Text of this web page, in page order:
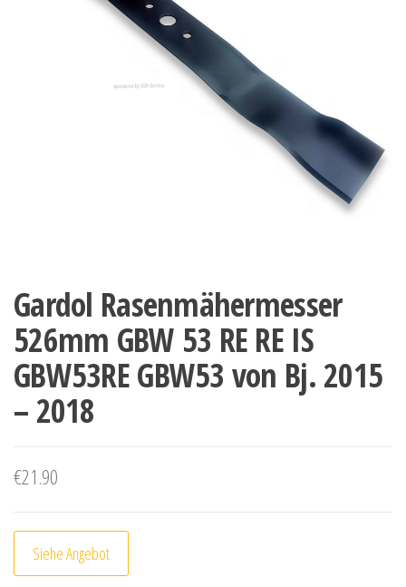
Gardol Rasenmähermesser
526mm GBW 53 RE RE IS
GBW53RE GBW53 von Bj. 2015
– 2018
€21.90
Siehe Angebot